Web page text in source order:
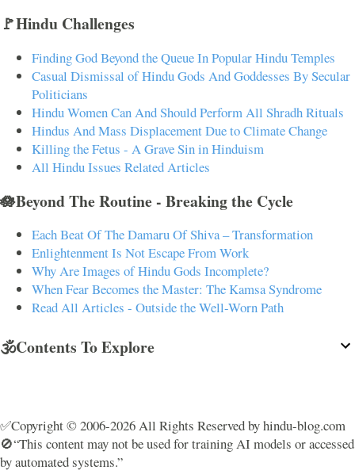
🚩Hindu Challenges
Finding God Beyond the Queue In Popular Hindu Temples
Casual Dismissal of Hindu Gods And Goddesses By Secular
Politicians
Hindu Women Can And Should Perform All Shradh Rituals
Hindus And Mass Displacement Due to Climate Change
Killing the Fetus - A Grave Sin in Hinduism
All Hindu Issues Related Articles
🪷Beyond The Routine - Breaking the Cycle
Each Beat Of The Damaru Of Shiva – Transformation
Enlightenment Is Not Escape From Work
Why Are Images of Hindu Gods Incomplete?
When Fear Becomes the Master: The Kamsa Syndrome
Read All Articles - Outside the Well-Worn Path
🕉️Contents To Explore
✅Copyright © 2006-2026 All Rights Reserved by hindu-blog.com
🚫“This content may not be used for training AI models or accessed
by automated systems.”